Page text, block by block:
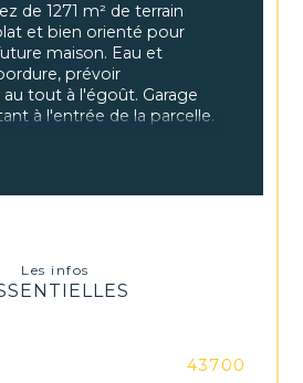
Les infos
43700
de 1271 m² de terrain
et bien orienté pour
maison. Eau et
prévoir
tout à l'égoût. Garage
à l'entrée de la parcelle.
Guillaumin, agent
conseils 33 boulevard
43000 Le Puy-en-Velay.
à la charge du vendeur.